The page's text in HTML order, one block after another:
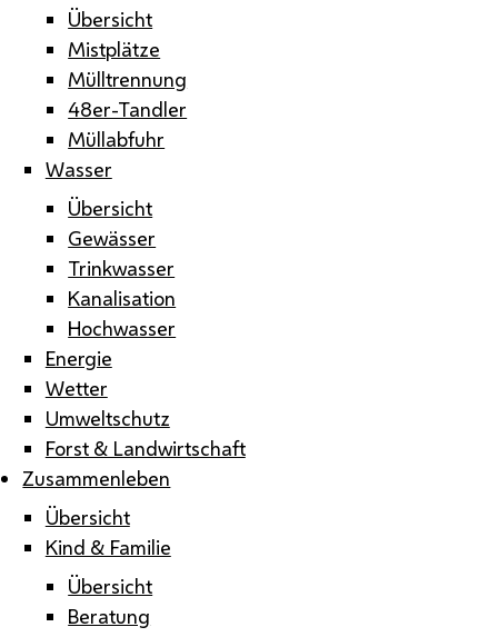
Übersicht
Mistplätze
Mülltrennung
48er-Tandler
Müllabfuhr
Wasser
Übersicht
Gewässer
Trinkwasser
Kanalisation
Hochwasser
Energie
Wetter
Umweltschutz
Forst & Landwirtschaft
Zusammenleben
Übersicht
Kind & Familie
Übersicht
Beratung